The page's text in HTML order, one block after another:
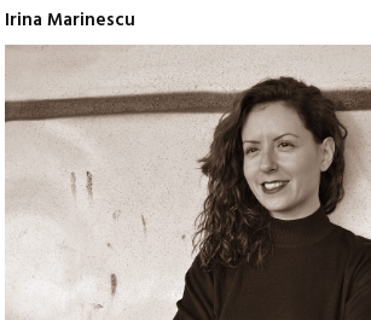
Irina Marinescu